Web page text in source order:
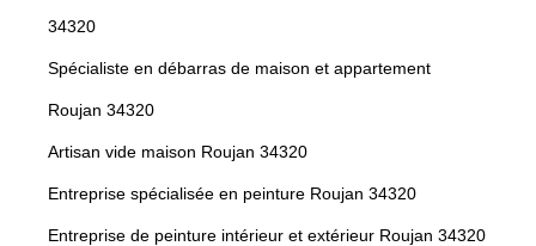
34320
Spécialiste en débarras de maison et appartement
Roujan 34320
Artisan vide maison Roujan 34320
Entreprise spécialisée en peinture Roujan 34320
Entreprise de peinture intérieur et extérieur Roujan 34320